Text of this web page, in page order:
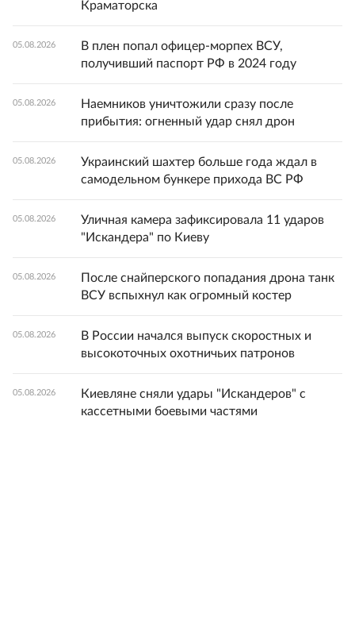
Краматорска
05.08.2026
В плен попал офицер-морпех ВСУ,
получивший паспорт РФ в 2024 году
05.08.2026
Наемников уничтожили сразу после
прибытия: огненный удар снял дрон
05.08.2026
Украинский шахтер больше года ждал в
самодельном бункере прихода ВС РФ
05.08.2026
Уличная камера зафиксировала 11 ударов
"Искандера" по Киеву
05.08.2026
После снайперского попадания дрона танк
ВСУ вспыхнул как огромный костер
05.08.2026
В России начался выпуск скоростных и
высокоточных охотничьих патронов
05.08.2026
Киевляне сняли удары "Искандеров" с
кассетными боевыми частями